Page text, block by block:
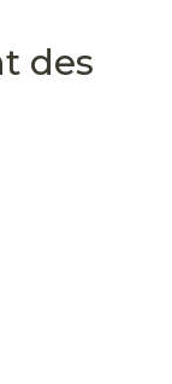
des